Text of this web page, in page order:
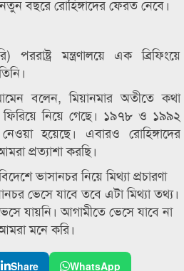
বছরে রোহিঙ্গাদের ফেরত নেবে।
মন্ত্রণালয়ে এক ব্রিফিংয়ে
বলেন, মিয়ানমার অতীতে কথা
ফিরিয়ে নিয়ে গেছে। ১৯৭৮ ও ১৯৯২
হয়েছে। এবারও রোহিঙ্গাদের
প্রত্যাশা করছি।
ভাসানচর নিয়ে মিথ্যা প্রচারণা
ভেসে যাবে তবে এটা মিথ্যা তথ্য।
যায়নি। আগামীতে ভেসে যাবে না
মনে করি।
Share
WhatsApp